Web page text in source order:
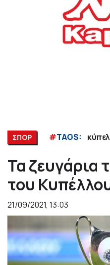
ΣΠΟΡ #TAGS:
Τα ζευγάρια
του
21/09/2021, 13:03